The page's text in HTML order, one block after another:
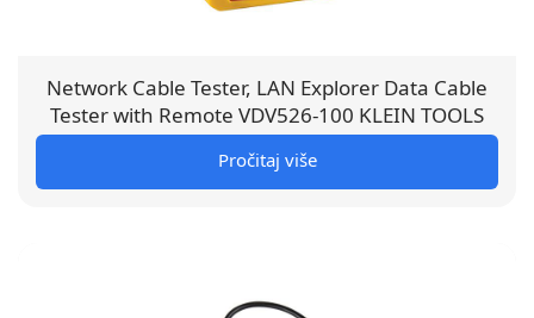
Network Cable Tester, LAN Explorer Data Cable
Tester with Remote VDV526-100 KLEIN TOOLS
Pročitaj više